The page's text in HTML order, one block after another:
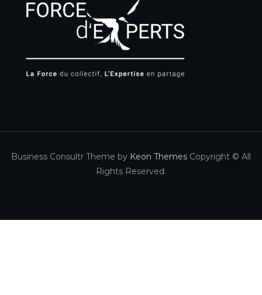
Business Consultr Theme by Keon Themes Copyright © All
Rights Reserved.